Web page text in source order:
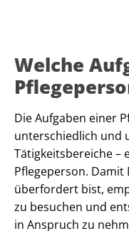
Welche
Die Aufgaben einer
unterschiedlich und
Tätigkeitsbereiche –
Pflegeperson.
überfordert bist,
zu besuchen und
in Anspruch zu